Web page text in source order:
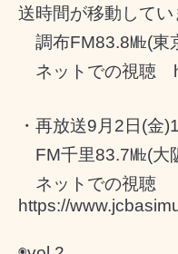
送時間が移動してい
調布FM83.8㎒(東
ネットでの視聴
・再放送9 月 2日(金
FM千里83.7㎒(大
ネットでの視聴
https://